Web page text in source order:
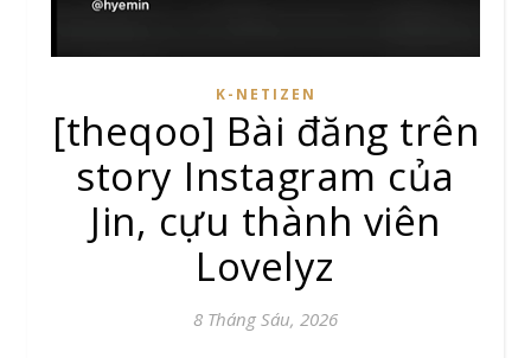
K-NETIZEN
[theqoo] Bài đăng trên
story Instagram của
Jin, cựu thành viên
Lovelyz
8 Tháng Sáu, 2026